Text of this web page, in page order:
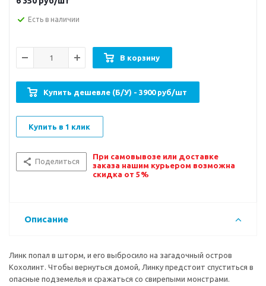
Есть в наличии
В корзину
Купить дешевле (Б/У) - 3900 руб/шт
Купить в 1 клик
Поделиться
При самовывозе или доставке
заказа нашим курьером возможна
скидка от 5%
Описание
Линк попал в шторм, и его выбросило на загадочный остров
Кохолинт. Чтобы вернуться домой, Линку предстоит спуститься в
опасные подземелья и сражаться со свирепыми монстрами.